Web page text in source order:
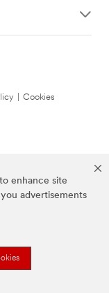
enhance site
advertisements
Cookies
som tillhör 3M.